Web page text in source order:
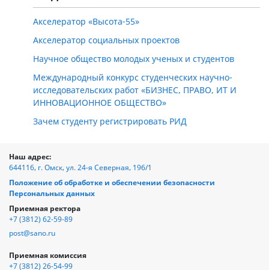
Акселератор «Высота-55»
Акселератор социальных проектов
Научное общество молодых ученых и студентов
Международный конкурс студенческих научно-
исследовательских работ «БИЗНЕС, ПРАВО, ИТ И
ИННОВАЦИОННОЕ ОБЩЕСТВО»
Зачем студенту регистрировать РИД
Наш адрес:
644116, г. Омск, ул. 24-я Северная, 196/1
Положение об обработке и обеспечении безопасности
Персональных данных
Приемная ректора
+7 (3812) 62-59-89
post@sano.ru
Приемная комиссия
+7 (3812) 26-54-99